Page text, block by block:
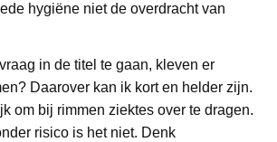
hygiëne niet de overdracht van
in de titel te gaan, kleven er
Daarover kan ik kort en helder zijn.
om bij rimmen ziektes over te dragen.
risico is het niet. Denk